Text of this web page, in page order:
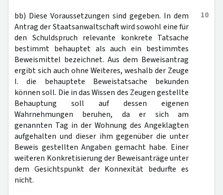
10
bb) Diese Voraussetzungen sind gegeben. In dem
Antrag der Staatsanwaltschaft wird sowohl eine für
den Schuldspruch relevante konkrete Tatsache
bestimmt behauptet als auch ein bestimmtes
Beweismittel bezeichnet. Aus dem Beweisantrag
ergibt sich auch ohne Weiteres, weshalb der Zeuge
I. die behauptete Beweistatsache bekunden
können soll. Die in das Wissen des Zeugen gestellte
Behauptung soll auf dessen eigenen
Wahrnehmungen beruhen, da er sich am
genannten Tag in der Wohnung des Angeklagten
aufgehalten und dieser ihm gegenüber die unter
Beweis gestellten Angaben gemacht habe. Einer
weiteren Konkretisierung der Beweisanträge unter
dem Gesichtspunkt der Konnexität bedurfte es
nicht.